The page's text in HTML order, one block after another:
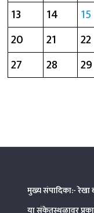
13
14 15
20
21 22
27
28 29
मुख्य संपादिका:-
या संकेतस्थळावर